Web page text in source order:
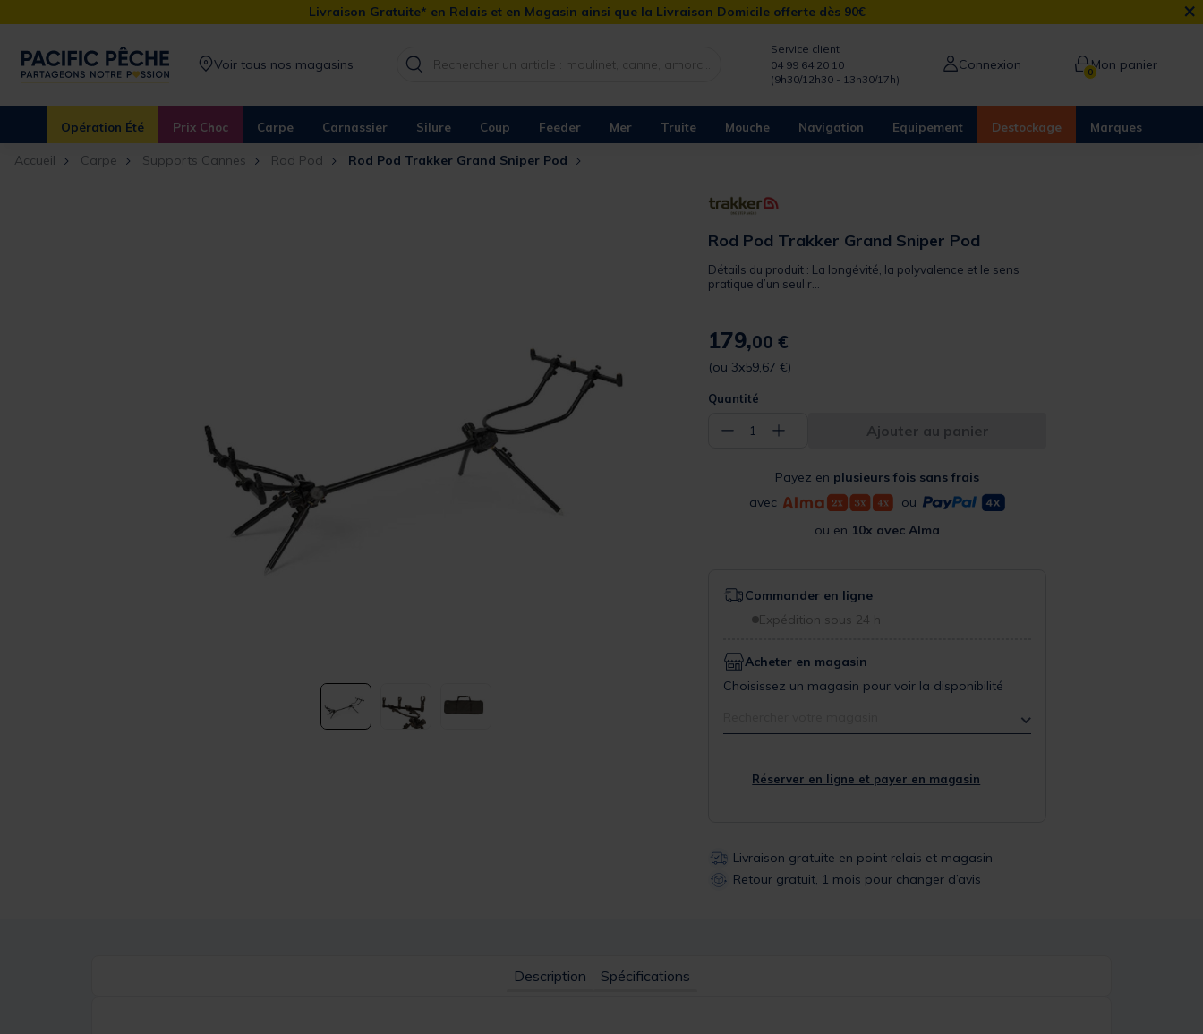
Livraison Gratuite* en Relais et en Magasin ainsi que la Livraison Domicile offerte dès 90€ ×
Voir tous nos magasins
Service client
04 99 64 20 10
(9h30/12h30 - 13h30/17h)
Connexion 0Mon panier
Opération Été Prix Choc Carpe Carnassier Silure Coup Feeder Mer Truite Mouche Navigation Equipement Destockage Marques
Accueil Carpe Supports Cannes Rod Pod Rod Pod Trakker Grand Sniper Pod
Rod Pod Trakker Grand Sniper Pod
Détails du produit : La longévité, la polyvalence et le sens
pratique d’un seul r...
179,00 €
(ou 3x59,67 €)
Quantité
− 1 + Ajouter au panier
Payez en plusieurs fois sans frais
avec
ou
ou en 10x avec Alma
Commander en ligne
Expédition sous 24 h
Acheter en magasin
Choisissez un magasin pour voir la disponibilité
Réserver en ligne et payer en magasin
Livraison gratuite en point relais et magasin
Retour gratuit, 1 mois pour changer d’avis
Description Spécifications